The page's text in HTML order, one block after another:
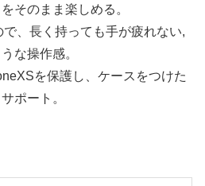
そのまま楽しめる。
、長く持っても手が疲れない,
な操作感。
を保護し、ケースをつけた
ポート。